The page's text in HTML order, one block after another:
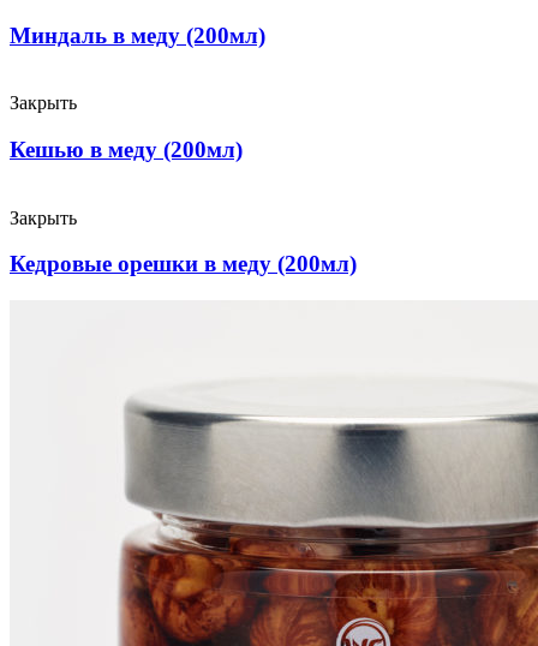
Миндаль в меду (200мл)
Закрыть
Кешью в меду (200мл)
Закрыть
Кедровые орешки в меду (200мл)